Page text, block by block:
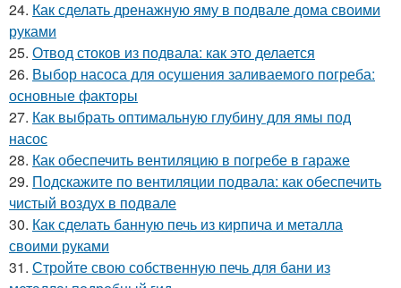
24. Как сделать дренажную яму в подвале дома своими
руками
25. Отвод стоков из подвала: как это делается
26. Выбор насоса для осушения заливаемого погреба:
основные факторы
27. Как выбрать оптимальную глубину для ямы под
насос
28. Как обеспечить вентиляцию в погребе в гараже
29. Подскажите по вентиляции подвала: как обеспечить
чистый воздух в подвале
30. Как сделать банную печь из кирпича и металла
своими руками
31. Стройте свою собственную печь для бани из